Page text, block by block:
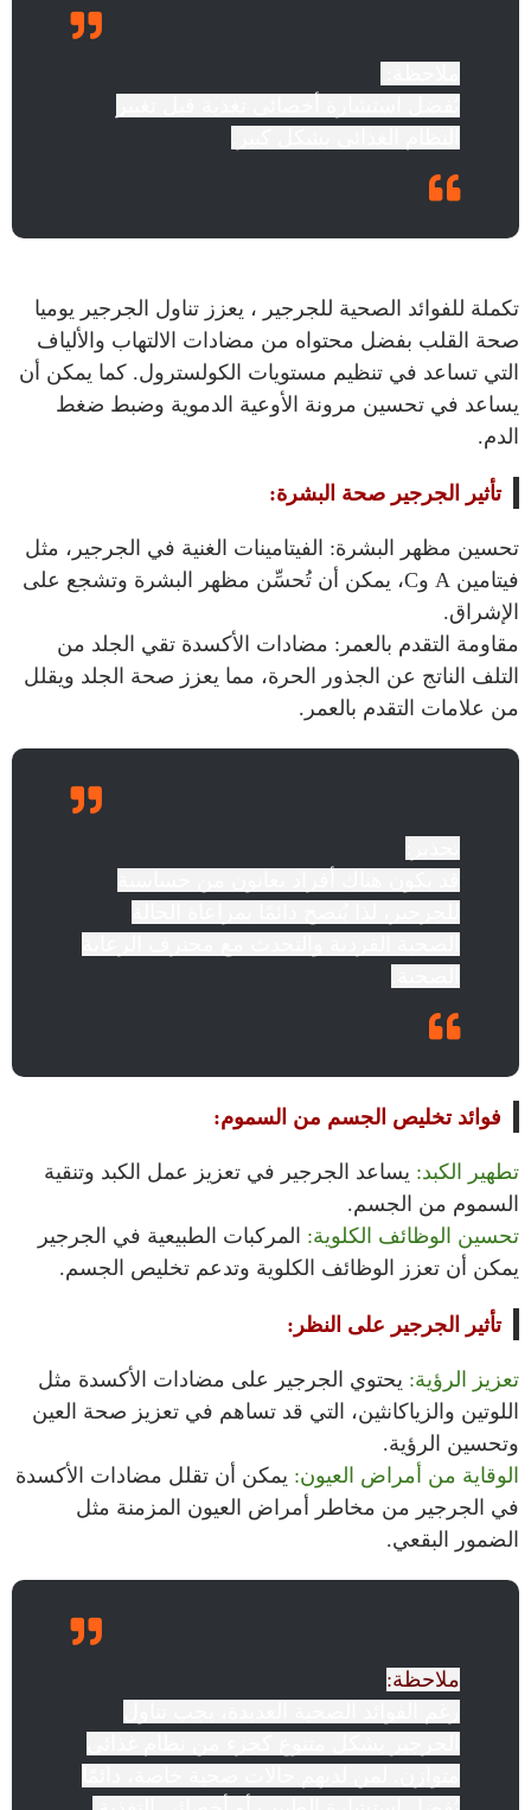
تكملة للفوائد الصحية للجرجير ، يعزز تناول الجرجير يوميا
صحة القلب بفضل محتواه من مضادات الالتهاب والألياف
التي تساعد في تنظيم مستويات الكولسترول. كما يمكن أن
يساعد في تحسين مرونة الأوعية الدموية وضبط ضغط
الدم.
تأثير الجرجير صحة البشرة:
تحسين مظهر البشرة: الفيتامينات الغنية في الجرجير، مثل
فيتامين A وC، يمكن أن تُحسِّن مظهر البشرة وتشجع على
الإشراق.
مقاومة التقدم بالعمر: مضادات الأكسدة تقي الجلد من
التلف الناتج عن الجذور الحرة، مما يعزز صحة الجلد ويقلل
من علامات التقدم بالعمر.
فوائد تخليص الجسم من السموم:
تطهير الكبد: يساعد الجرجير في تعزيز عمل الكبد وتنقية
السموم من الجسم.
تحسين الوظائف الكلوية: المركبات الطبيعية في الجرجير
يمكن أن تعزز الوظائف الكلوية وتدعم تخليص الجسم.
تأثير الجرجير على النظر:
تعزيز الرؤية: يحتوي الجرجير على مضادات الأكسدة مثل
اللوتين والزياكانثين، التي قد تساهم في تعزيز صحة العين
وتحسين الرؤية.
الوقاية من أمراض العيون: يمكن أن تقلل مضادات الأكسدة
في الجرجير من مخاطر أمراض العيون المزمنة مثل
الضمور البقعي.
ملاحظة: